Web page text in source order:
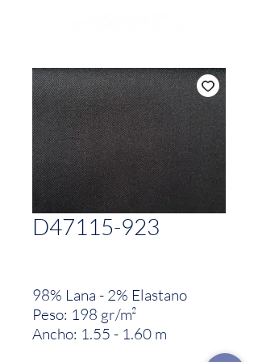
D47115-923
98% Lana - 2% Elastano
Peso: 198 gr/m²
Ancho: 1.55 - 1.60 m